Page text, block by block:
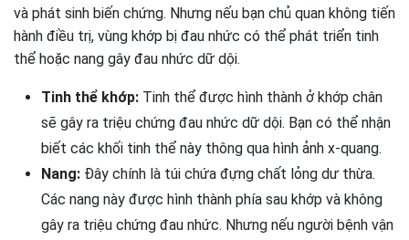
và phát sinh biến chứng. Nhưng nếu bạn chủ quan không tiến
hành điều trị, vùng khớp bị đau nhức có thể phát triển tinh
thể hoặc nang gây đau nhức dữ dội.
Tinh thể khớp: Tinh thể được hình thành ở khớp chân
sẽ gây ra triệu chứng đau nhức dữ dội. Bạn có thể nhận
biết các khối tinh thể này thông qua hình ảnh x-quang.
Nang: Đây chính là túi chứa đựng chất lỏng dư thừa.
Các nang này được hình thành phía sau khớp và không
gây ra triệu chứng đau nhức. Nhưng nếu người bệnh vận